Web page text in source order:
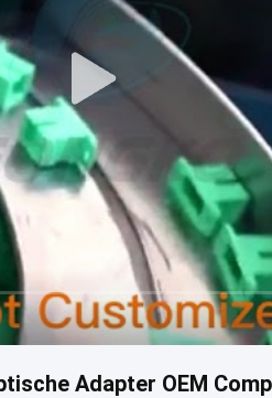
Adapter OEM